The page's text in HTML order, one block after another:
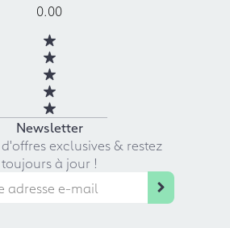
0.00
Newsletter
exclusives & restez
toujours à jour !